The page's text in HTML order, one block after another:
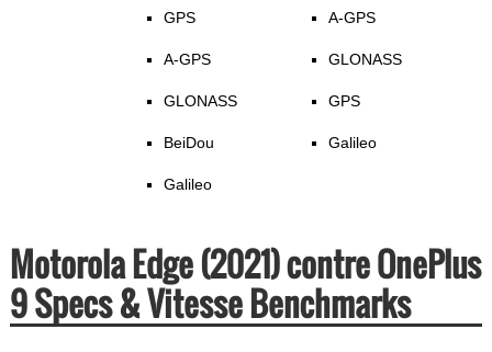
GPS
A-GPS
GLONASS
BeiDou
Galileo
A-GPS
GLONASS
GPS
Galileo
Motorola Edge (2021) contre OnePlus
9 Specs & Vitesse Benchmarks